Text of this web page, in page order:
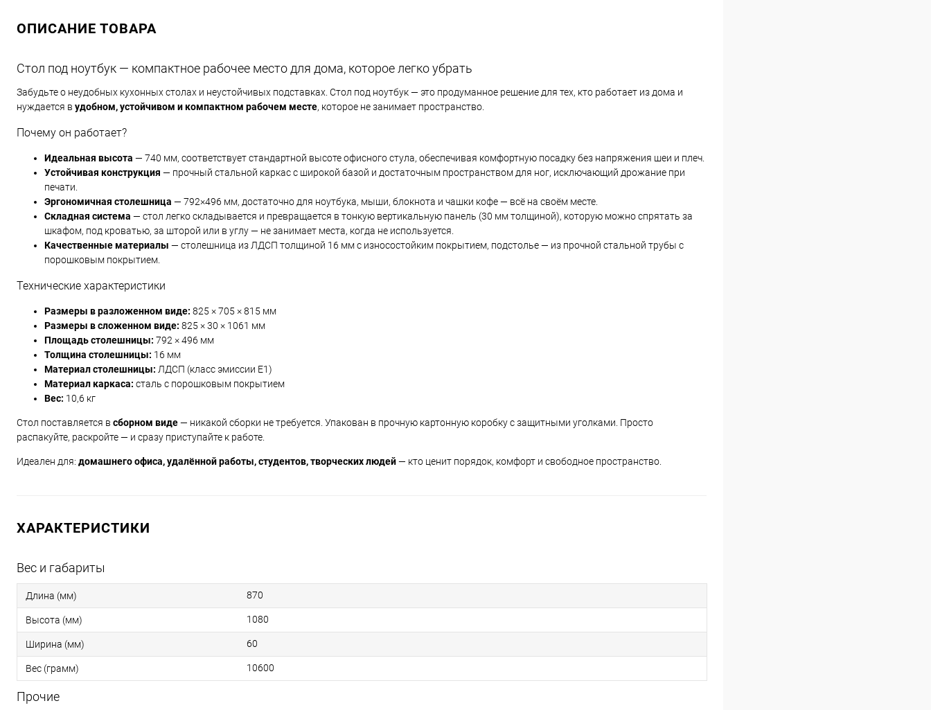
ОПИСАНИЕ ТОВАРА
Стол под ноутбук — компактное рабочее место для дома, которое легко убрать
Забудьте о неудобных кухонных столах и неустойчивых подставках. Стол под ноутбук — это продуманное решение для тех, кто работает из дома и
нуждается в удобном, устойчивом и компактном рабочем месте, которое не занимает пространство.
Почему он работает?
Идеальная высота — 740 мм, соответствует стандартной высоте офисного стула, обеспечивая комфортную посадку без напряжения шеи и плеч.
Устойчивая конструкция — прочный стальной каркас с широкой базой и достаточным пространством для ног, исключающий дрожание при
печати.
Эргономичная столешница — 792×496 мм, достаточно для ноутбука, мыши, блокнота и чашки кофе — всё на своём месте.
Складная система — стол легко складывается и превращается в тонкую вертикальную панель (30 мм толщиной), которую можно спрятать за
шкафом, под кроватью, за шторой или в углу — не занимает места, когда не используется.
Качественные материалы — столешница из ЛДСП толщиной 16 мм с износостойким покрытием, подстолье — из прочной стальной трубы с
порошковым покрытием.
Технические характеристики
Размеры в разложенном виде: 825 × 705 × 815 мм
Размеры в сложенном виде: 825 × 30 × 1061 мм
Площадь столешницы: 792 × 496 мм
Толщина столешницы: 16 мм
Материал столешницы: ЛДСП (класс эмиссии E1)
Материал каркаса: сталь с порошковым покрытием
Вес: 10,6 кг
Стол поставляется в сборном виде— никакой сборки не требуется. Упакован в прочную картонную коробку с защитными уголками. Просто
распакуйте, раскройте — и сразу приступайте к работе.
Идеален для: домашнего офиса, удалённой работы, студентов, творческих людей— кто ценит порядок, комфорт и свободное пространство.
ХАРАКТЕРИСТИКИ
Вес и габариты
Длина (мм) 870
Высота (мм) 1080
Ширина (мм) 60
Вес (грамм) 10600
Прочие